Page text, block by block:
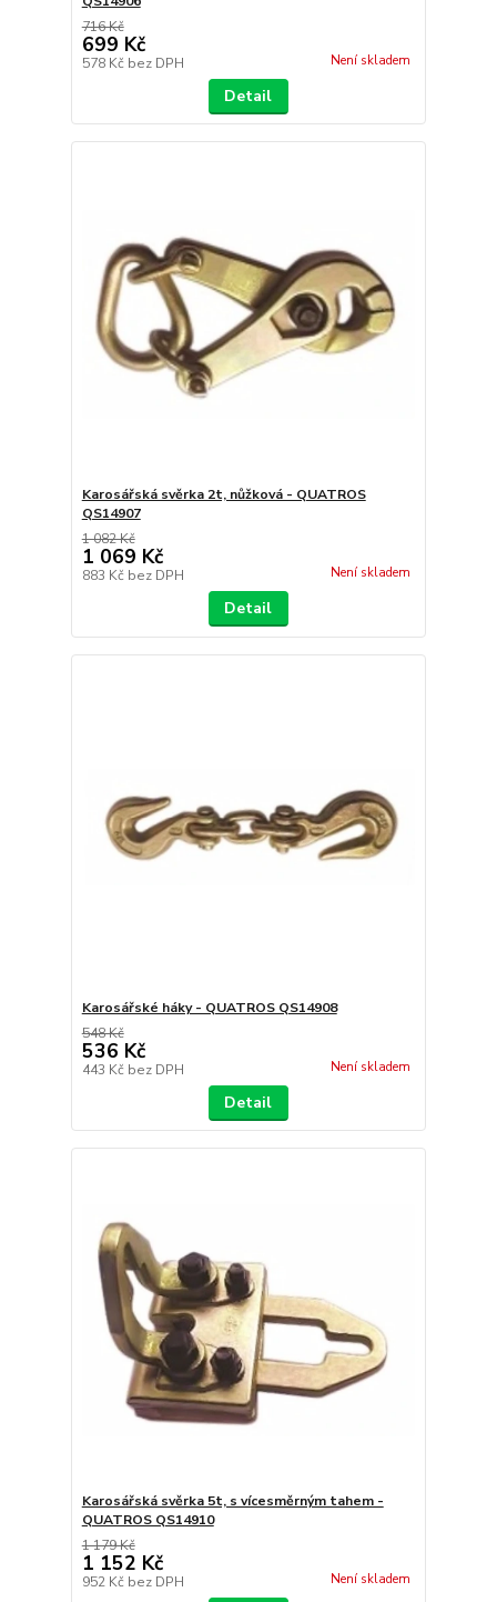
716 Kč
699 Kč
578 Kč bez DPH Není skladem
Detail
Karosářská svěrka 2t, nůžková - QUATROS
QS14907
1 082 Kč
1 069 Kč
883 Kč bez DPH Není skladem
Detail
Karosářské háky - QUATROS QS14908
548 Kč
536 Kč
443 Kč bez DPH Není skladem
Detail
Karosářská svěrka 5t, s vícesměrným tahem -
QUATROS QS14910
1 179 Kč
1 152 Kč
952 Kč bez DPH Není skladem